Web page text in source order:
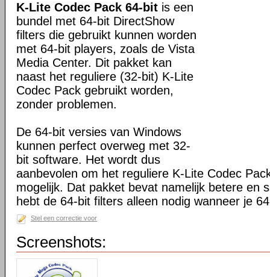
K-Lite Codec Pack 64-bit is een
bundel met 64-bit DirectShow
filters die gebruikt kunnen worden
met 64-bit players, zoals de Vista
Media Center. Dit pakket kan
naast het reguliere (32-bit) K-Lite
Codec Pack gebruikt worden,
zonder problemen.
De 64-bit versies van Windows
kunnen perfect overweg met 32-
bit software. Het wordt dus
aanbevolen om het reguliere K-Lite Codec
mogelijk. Dat pakket bevat namelijk betere en
hebt de 64-bit filters alleen nodig wanneer je
Stel een correctie voor
Screenshots: